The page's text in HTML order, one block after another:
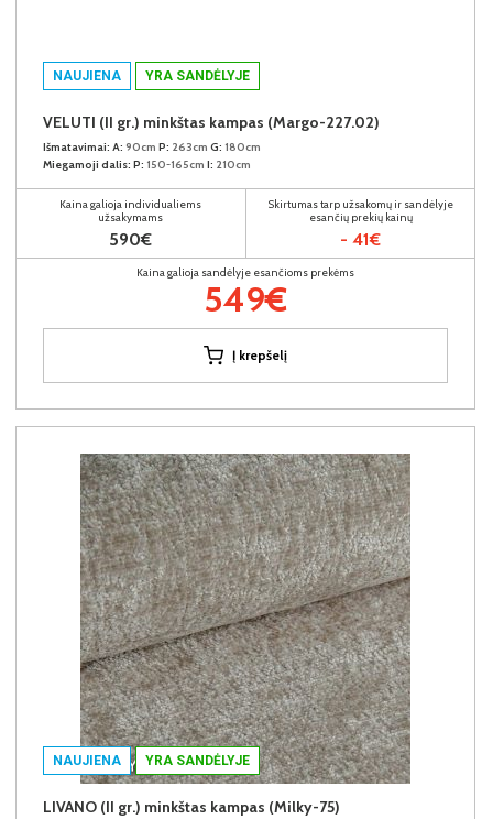
NAUJIENA YRA SANDĖLYJE
VELUTI (II gr.) minkštas kampas (Margo-227.02)
Išmatavimai: A: 90cm P: 263cm G: 180cm
Miegamoji dalis: P: 150-165cm I: 210cm
Kaina galioja individualiems
užsakymams
590€
Skirtumas tarp užsakomų ir sandėlyje
esančių prekių kainų
- 41€
Kaina galioja sandėlyje esančioms prekėms
549€
Į krepšelį
NAUJIENA YRA SANDĖLYJE
LIVANO (II gr.) minkštas kampas (Milky-75)